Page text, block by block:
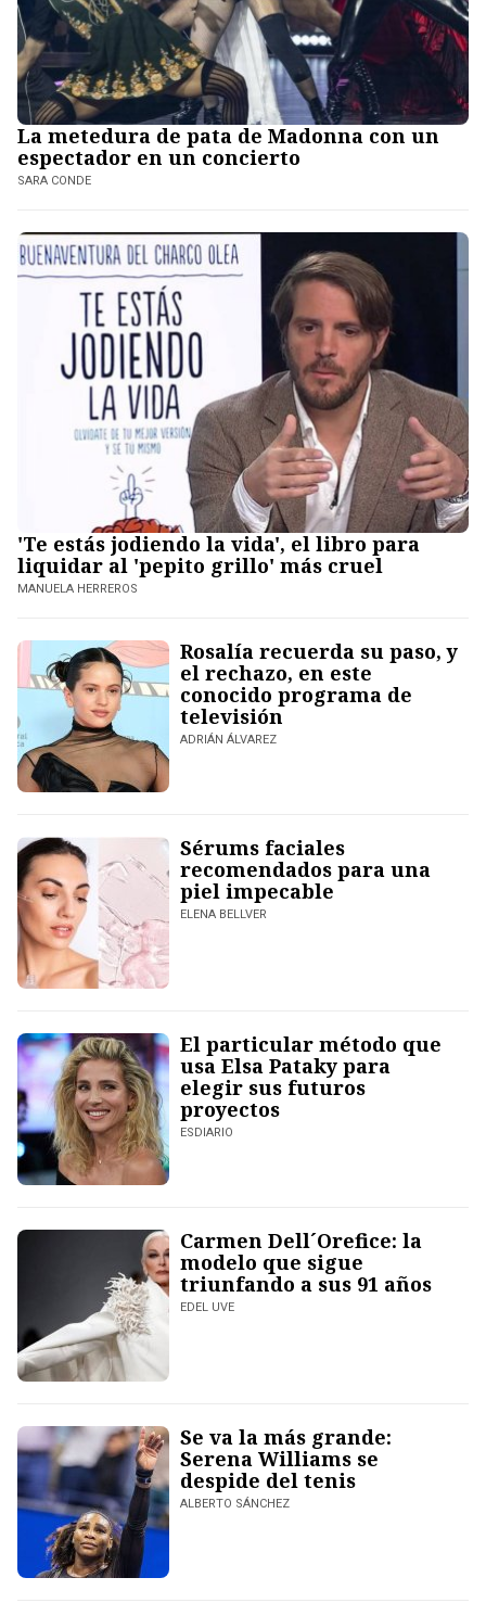
La metedura de pata de Madonna con un
espectador en un concierto
SARA CONDE
'Te estás jodiendo la vida', el libro para
liquidar al 'pepito grillo' más cruel
MANUELA HERREROS
Rosalía recuerda su paso, y
el rechazo, en este
conocido programa de
televisión
ADRIÁN ÁLVAREZ
Sérums faciales
recomendados para una
piel impecable
ELENA BELLVER
El particular método que
usa Elsa Pataky para
elegir sus futuros
proyectos
ESDIARIO
Carmen Dell´Orefice: la
modelo que sigue
triunfando a sus 91 años
EDEL UVE
Se va la más grande:
Serena Williams se
despide del tenis
ALBERTO SÁNCHEZ